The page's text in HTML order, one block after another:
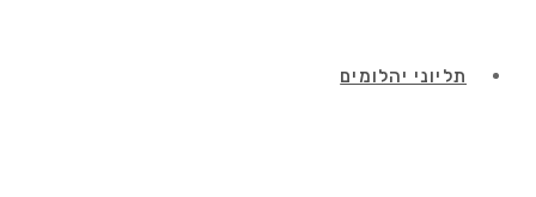
תליוני יהלומים